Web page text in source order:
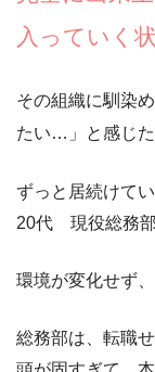
入っていく
その組織に馴染
たい… 」と感じ
ずっと居続けて
20代 現役総務
環境が変化せず
総務部は、転職